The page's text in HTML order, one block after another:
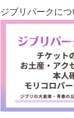
ジブリパークに